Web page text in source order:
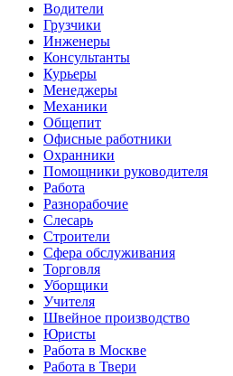
Водители
Грузчики
Инженеры
Консультанты
Курьеры
Менеджеры
Механики
Общепит
Офисные работники
Охранники
Помощники руководителя
Работа
Разнорабочие
Слесарь
Строители
Сфера обслуживания
Торговля
Уборщики
Учителя
Швейное производство
Юристы
Работа в Москве
Работа в Твери